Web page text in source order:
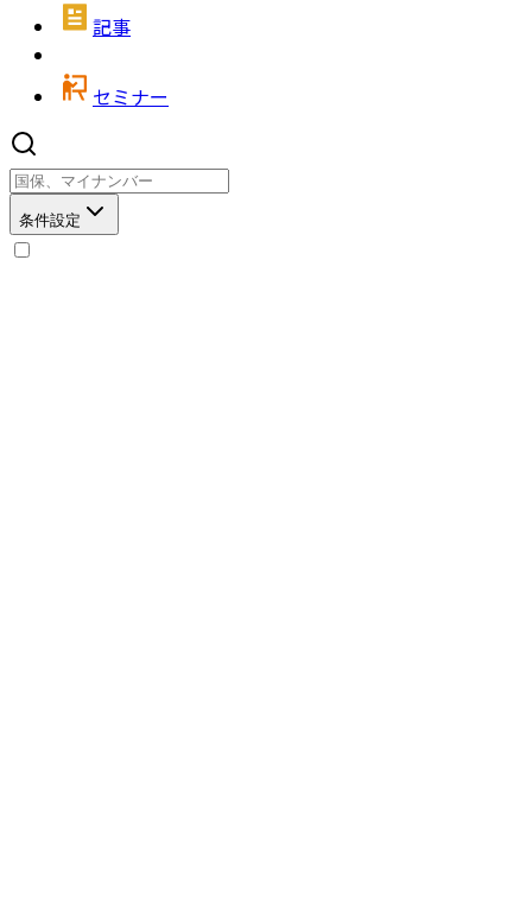
記事
セミナー
条件設定